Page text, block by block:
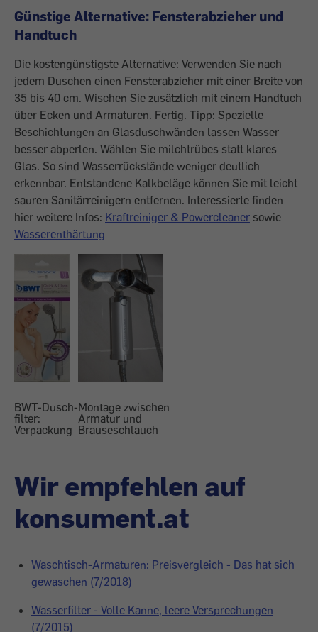
Günstige Alternative: Fensterabzieher und
Handtuch
Die kostengünstigste Alternative: Verwenden Sie nach
jedem Duschen einen Fensterabzieher mit einer Breite von
35 bis 40 cm. Wischen Sie zusätzlich mit einem Handtuch
über Ecken und Armaturen. Fertig. Tipp: Spezielle
Beschichtungen an Glasduschwänden lassen Wasser
besser abperlen. Wählen Sie milchtrübes statt klares
Glas. So sind Wasserrückstände weniger deutlich
erkennbar. Entstandene Kalkbeläge können Sie mit leicht
sauren Sanitärreinigern entfernen. Interessierte finden
hier weitere Infos: Kraftreiniger & Powercleaner sowie
Wasserenthärtung
BWT-Dusch-
filter:
Verpackung
Montage zwischen
Armatur und
Brauseschlauch
Wir empfehlen auf
konsument.at
Waschtisch-Armaturen: Preisvergleich - Das hat sich
gewaschen (7/2018)
Wasserfilter - Volle Kanne, leere Versprechungen
(7/2015)